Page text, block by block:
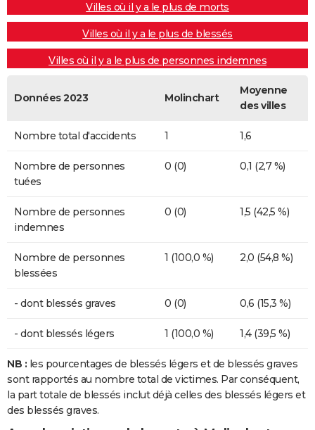
Villes où il y a le plus de morts
Villes où il y a le plus de blessés
Villes où il y a le plus de personnes indemnes
Données 2023 Molinchart
Moyenne
des villes
Nombre total d'accidents 1 1,6
Nombre de personnes
tuées
0 (0) 0,1 (2,7 %)
Nombre de personnes
indemnes
0 (0) 1,5 (42,5 %)
Nombre de personnes
blessées
1 (100,0 %) 2,0 (54,8 %)
- dont blessés graves 0 (0) 0,6 (15,3 %)
- dont blessés légers 1 (100,0 %) 1,4 (39,5 %)
NB : les pourcentages de blessés légers et de blessés graves
sont rapportés au nombre total de victimes. Par conséquent,
la part totale de blessés inclut déjà celles des blessés légers et
des blessés graves.